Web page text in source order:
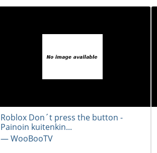
Roblox Don´t press the button -
Painoin kuitenkin...
― WooBooTV